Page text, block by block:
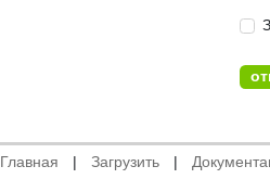
Главная | Загрузить |